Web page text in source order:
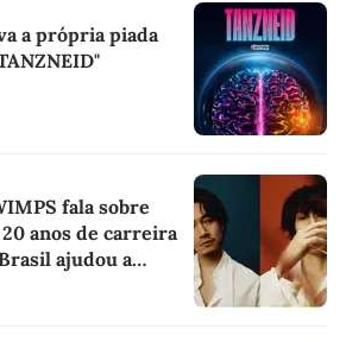
a própria piada
fala sobre
anos de carreira
ajudou a